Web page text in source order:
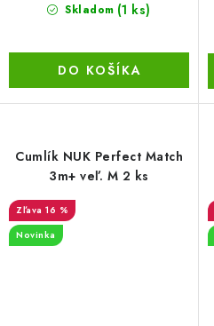
Skladom (1 ks)
DO KOŠÍKA
Cumlík NUK Perfect Match
3m+ veľ. M 2 ks
16 %
Novinka